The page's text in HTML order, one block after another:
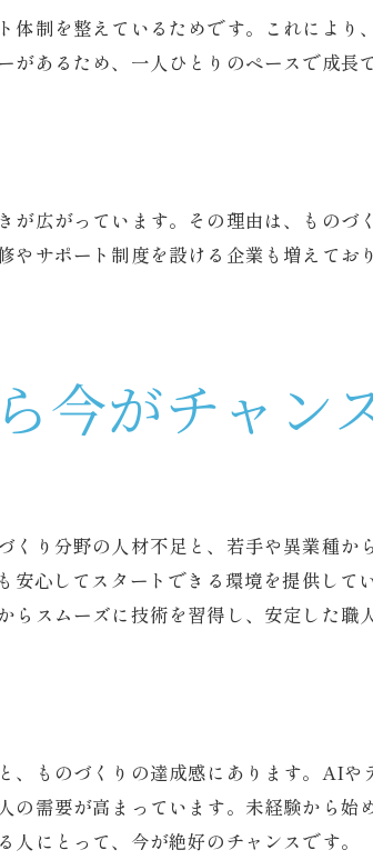
が増加中
ず活躍可能
長の道筋
ラム未経験者歓迎
ポイント
を目指す方法
ップする道
場で人気の理由
職種の特徴
すめの仕事
成功の秘訣
集を活用しよう
のポイント
制を整えているためです。これにより
あるため、一人ひとりのペースで成長
広がっています。その理由は、ものづ
サポート制度を設ける企業も増えてお
今がチャン
り分野の人材不足と、若手や異業種か
心してスタートできる環境を提供して
スムーズに技術を習得し、安定した職
ものづくりの達成感にあります。AIや
需要が高まっています。未経験から始
にとって、今が絶好のチャンスです。